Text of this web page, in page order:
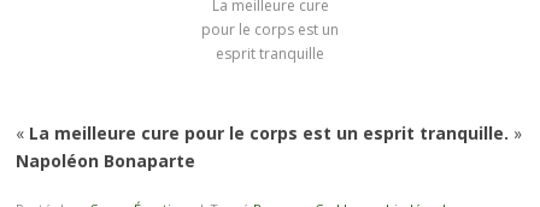
La meilleure cure
pour le corps est un
esprit tranquille
« La meilleure cure pour le corps est un esprit tranquille. »
Napoléon Bonaparte